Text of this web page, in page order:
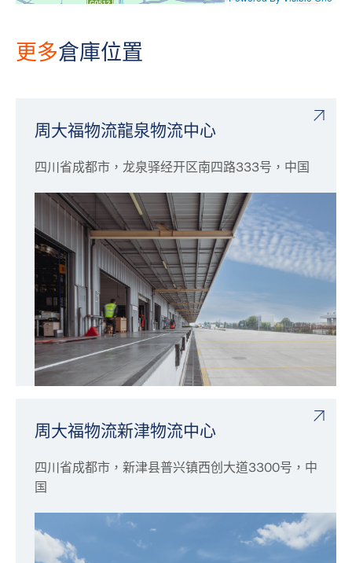
更多倉庫位置
周大福物流龍泉物流中心
四川省成都市，龙泉驿经开区南四路333号，中国
周大福物流新津物流中心
四川省成都市，新津县普兴镇西创大道3300号，中
国